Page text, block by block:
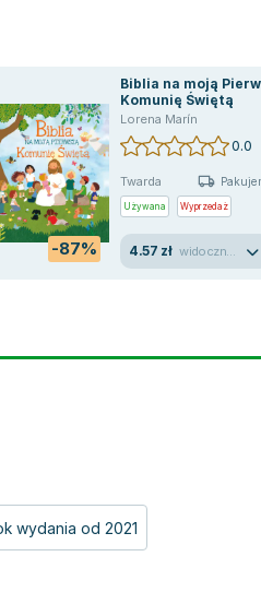
-87%
Biblia na moją
Komunię Świętą
Lorena Marín
0.0
Twarda
Używana Wyprzedaż
4.57 zł
wydania od 2021